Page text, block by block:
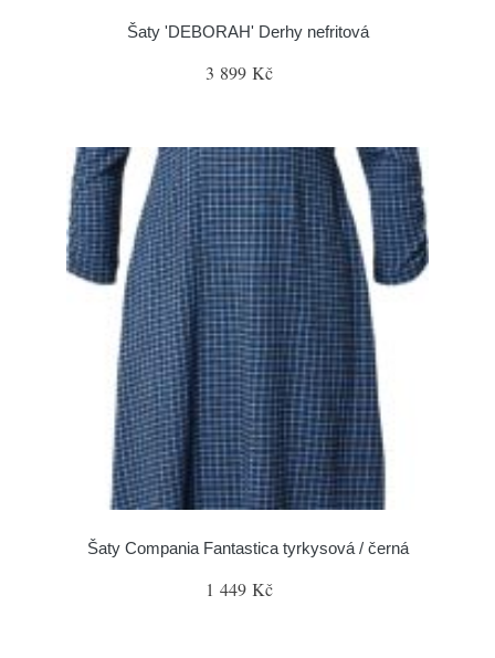
Šaty 'DEBORAH' Derhy nefritová
3 899 Kč
Šaty Compania Fantastica tyrkysová / černá
1 449 Kč